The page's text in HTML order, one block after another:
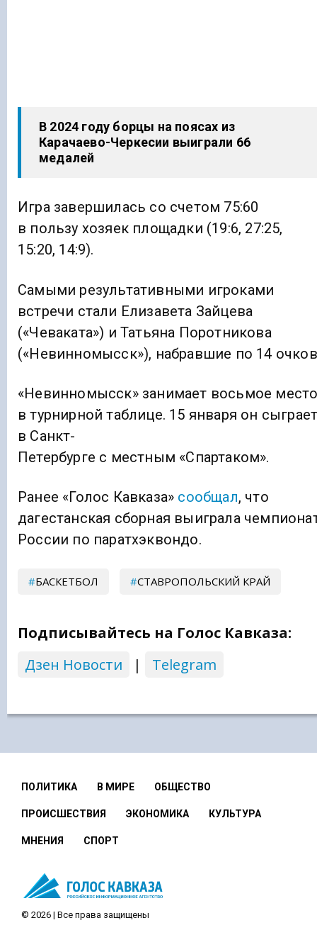
В 2024 году борцы на поясах из
Карачаево-Черкесии выиграли 66
медалей
Игра завершилась со счетом 75:60
в пользу хозяек площадки (19:6, 27:25,
15:20, 14:9).
Самыми результативными игроками
встречи стали Елизавета Зайцева
(«Чеваката») и Татьяна Поротникова
(«Невинномысск»), набравшие по 14
«Невинномысск» занимает восьмое
в турнирной таблице. 15 января он
в Санкт-
Петербурге с местным «Спартаком».
Ранее «Голос Кавказа» сообщал, что
дагестанская сборная выиграла
России по паратхэквондо.
БАСКЕТБОЛ СТАВРОПОЛЬСКИЙ КРАЙ
Подписывайтесь на Голос Кавказа:
Дзен Новости
| Telegram
ПОЛИТИКА В МИРЕ ОБЩЕСТВО
ПРОИСШЕСТВИЯ ЭКОНОМИКА КУЛЬТУРА
МНЕНИЯ СПОРТ
© 2026 | Все права защищены